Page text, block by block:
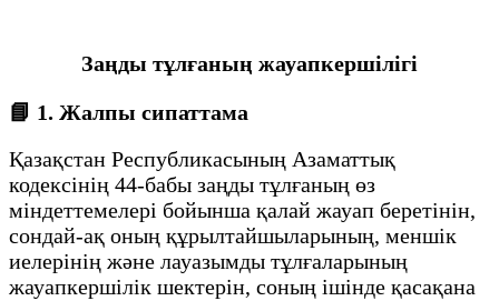
Заңды тұлғаның жауапкершілігі
📘 1. Жалпы сипаттама
Қазақстан Республикасының Азаматтық
кодексінің 44-бабы заңды тұлғаның өз
міндеттемелері бойынша қалай жауап беретінін,
сондай-ақ оның құрылтайшыларының, меншік
иелерінің және лауазымды тұлғаларының
жауапкершілік шектерін, соның ішінде қасақана